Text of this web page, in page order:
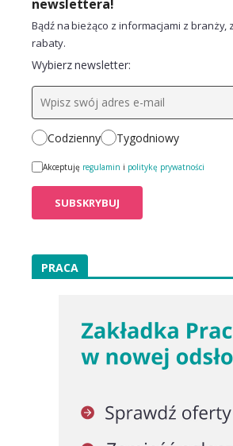
newslettera!
Bądź na bieżąco z informacjami z branży,
rabaty.
Wybierz newsletter:
Codzienny Tygodniowy
Akceptuję regulamin i politykę prywatności
PRACA